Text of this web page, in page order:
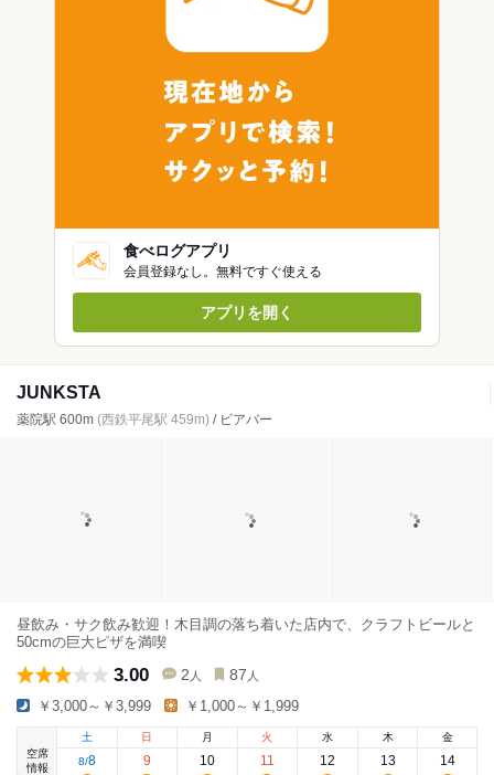
食べログアプリ
会員登録なし。無料ですぐ使える
アプリを開く
JUNKSTA
薬院駅 600m (西鉄平尾駅 459m) / ビアバー
昼飲み・サク飲み歓迎！木目調の落ち着いた店内で、クラフトビールと
50cmの巨大ピザを満喫
3.00 2 人 87 人
￥3,000～￥3,999 ￥1,000～￥1,999
空席
情報
土
8/8
日
9
月
10
火
11
水
12
木
13
金
14